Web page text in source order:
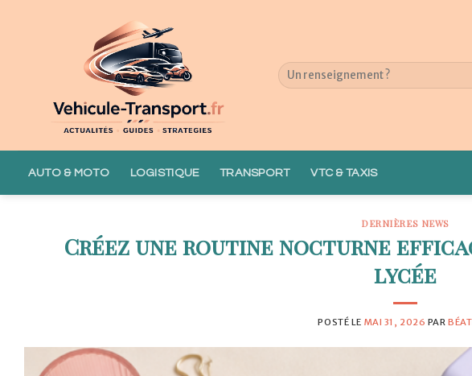
AUTO & MOTO LOGISTIQUE TRANSPORT VTC & TAXIS
DERNIÈRES NEWS
Créez une routine nocturne
lycée
POSTÉ LE MAI 31, 2026 PAR